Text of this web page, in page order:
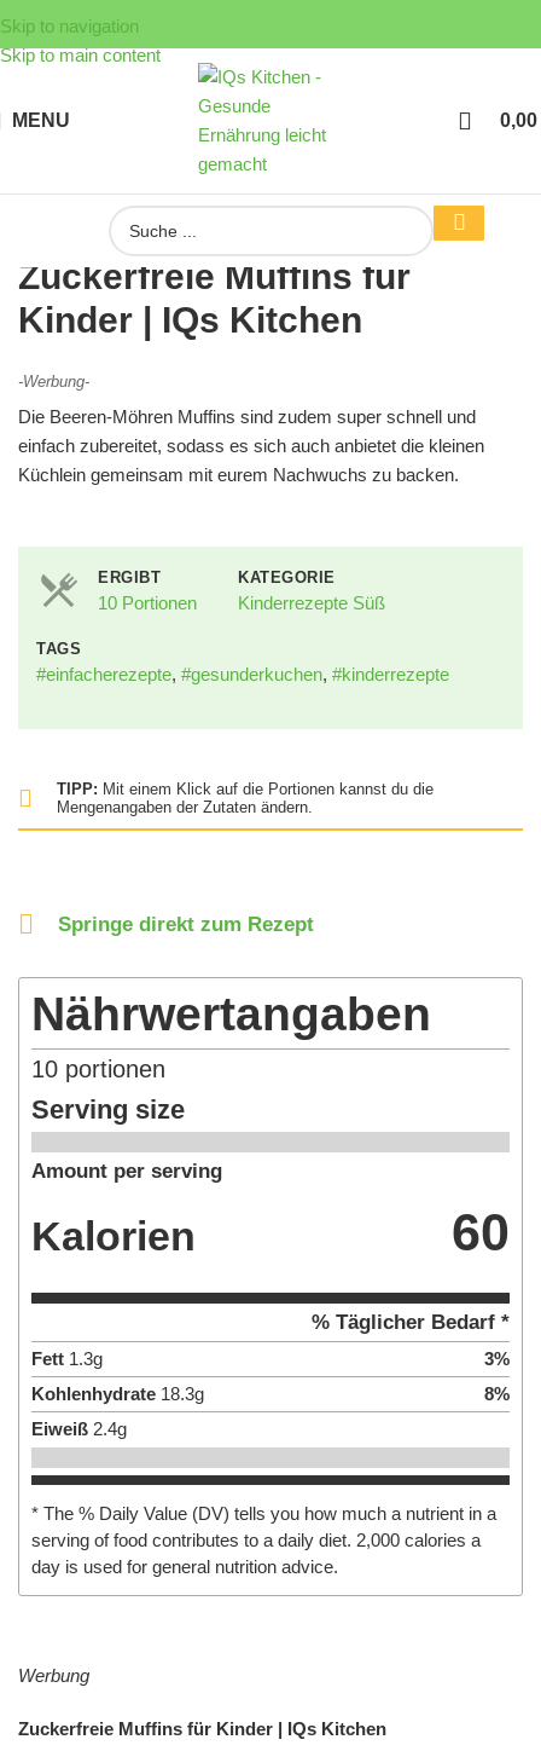
Skip to navigation
Skip to main content
MENU 0,00
Zuckerfreie Muffins für
Kinder | IQs Kitchen
-Werbung-
Die Beeren-Möhren Muffins sind zudem super schnell und
einfach zubereitet, sodass es sich auch anbietet die kleinen
Küchlein gemeinsam mit eurem Nachwuchs zu backen.
ERGIBT
10 Portionen
KATEGORIE
Kinderrezepte Süß
TAGS
#einfacherezepte, #gesunderkuchen, #kinderrezepte
TIPP: Mit einem Klick auf die Portionen kannst du die
Mengenangaben der Zutaten ändern.
Springe direkt zum Rezept
Nährwertangaben
10 portionen
Serving size
Amount per serving
Kalorien 60
% Täglicher Bedarf *
Fett 1.3g 3%
Kohlenhydrate 18.3g 8%
Eiweiß 2.4g
* The % Daily Value (DV) tells you how much a nutrient in a
serving of food contributes to a daily diet. 2,000 calories a
day is used for general nutrition advice.
Werbung
Zuckerfreie Muffins für Kinder | IQs Kitchen